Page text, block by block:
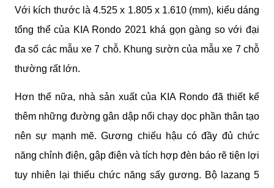
Với kích thước là 4.525 x 1.805 x 1.610 (mm), kiểu dáng
tổng thể của KIA Rondo 2021 khá gọn gàng so với đại
đa số các mẫu xe 7 chỗ. Khung sườn của mẫu xe 7 chỗ
thường rất lớn.
Hơn thế nữa, nhà sản xuất của KIA Rondo đã thiết kế
thêm những đường gân dập nổi chạy dọc phần thân tạo
nên sự mạnh mẽ. Gương chiếu hậu có đầy đủ chức
năng chỉnh điện, gập điện và tích hợp đèn báo rẽ tiện lợi
tuy nhiên lại thiếu chức năng sấy gương. Bộ lazang 5